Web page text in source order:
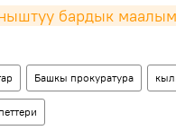
бардык
Башкы прокуратура